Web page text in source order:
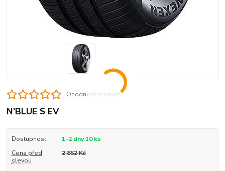
Ohodnotit produkt
N'BLUE S EV
Dostupnost
1-2 dny 10 ks
Cena před
slevou
2 852 Kč